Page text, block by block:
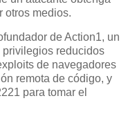
otros medios.
de Action1, un
reducidos
de navegadores
remota de código, y
para tomar el